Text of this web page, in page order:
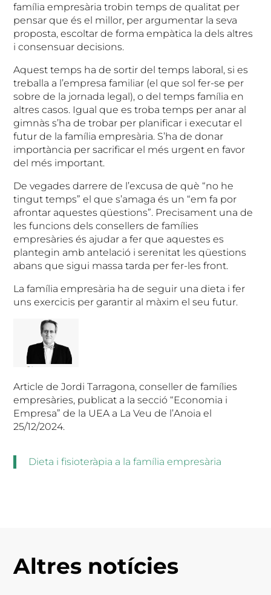
família empresària trobin temps de qualitat per
pensar que és el millor, per argumentar la seva
proposta, escoltar de forma empàtica la dels altres
i consensuar decisions.
Aquest temps ha de sortir del temps laboral, si es
treballa a l’empresa familiar (el que sol fer-se per
sobre de la jornada legal), o del temps família en
altres casos. Igual que es troba temps per anar al
gimnàs s’ha de trobar per planificar i executar el
futur de la família empresària. S’ha de donar
importància per sacrificar el més urgent en favor
del més important.
De vegades darrere de l’excusa de què “no he
tingut temps” el que s’amaga és un “em fa por
afrontar aquestes qüestions”. Precisament una de
les funcions dels consellers de famílies
empresàries és ajudar a fer que aquestes es
plantegin amb antelació i serenitat les qüestions
abans que sigui massa tarda per fer-les front.
La família empresària ha de seguir una dieta i fer
uns exercicis per garantir al màxim el seu futur.
Article de Jordi Tarragona, conseller de famílies
empresàries, publicat a la secció “Economia i
Empresa” de la UEA a La Veu de l’Anoia el
25/12/2024.
Dieta i fisioteràpia a la família empresària
Altres notícies